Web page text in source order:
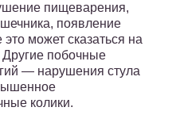
пищеварения,
появление
может сказаться на
побочные
— нарушения стула
колики.